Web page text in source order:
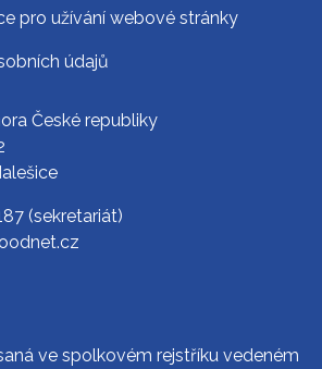
pro užívání webové stránky
údajů
České republiky
(sekretariát)
ve spolkovém rejstříku vedeném